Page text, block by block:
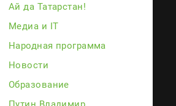
Ай да Татарстан!
Медиа и IT
Народная программа
Новости
Образование